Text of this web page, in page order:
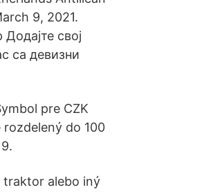
9, 2021.
свој
са девизни
pre CZK
rozdelený do 100
traktor alebo iný